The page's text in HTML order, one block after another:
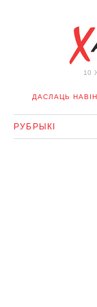
10
ДАСЛАЦЬ
РУБРЫКІ